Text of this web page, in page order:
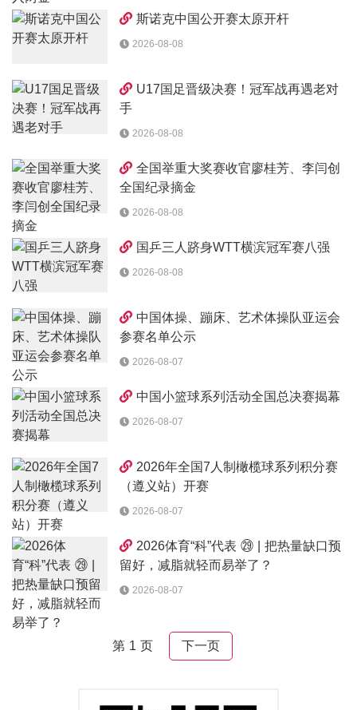
斯诺克中国公开赛太原开杆
2026-08-08
U17国足晋级决赛！冠军战再遇老对
手
2026-08-08
全国举重大奖赛收官廖桂芳、李闫创
全国纪录摘金
2026-08-08
国乒三人跻身WTT横滨冠军赛八强
2026-08-08
中国体操、蹦床、艺术体操队亚运会
参赛名单公示
2026-08-07
中国小篮球系列活动全国总决赛揭幕
2026-08-07
2026年全国7人制橄榄球系列积分赛
（遵义站）开赛
2026-08-07
2026体育“科”代表 ㉙ | 把热量缺口预
留好，减脂就轻而易举了？
2026-08-07
第 1 页 下一页